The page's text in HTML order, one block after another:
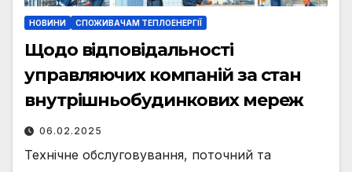
НОВИНИ СПОЖИВАЧАМ ТЕПЛОЕНЕРГІЇ
Щодо відповідальності
управляючих компаній за стан
внутрішньобудинкових мереж
06.02.2025
Технічне обслуговування, поточний та